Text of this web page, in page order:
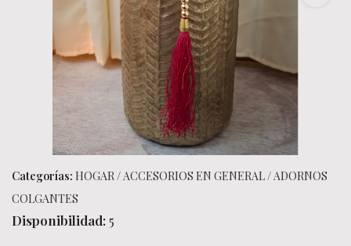
Categorías: HOGAR/ACCESORIOS EN GENERAL/ADORNOS
COLGANTES
Disponibilidad: 5